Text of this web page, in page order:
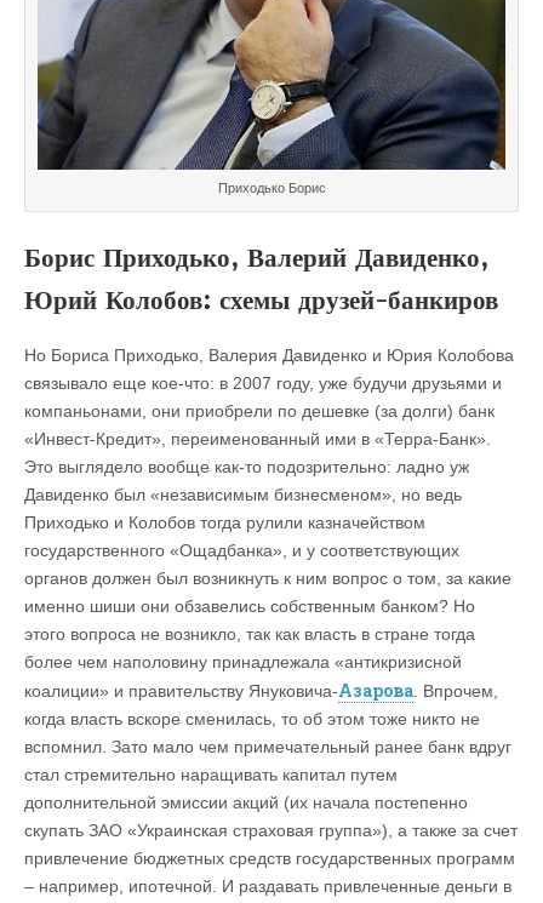
Приходько Борис
Борис Приходько, Валерий Давиденко,
Юрий Колобов: схемы друзей-банкиров
Но Бориса Приходько, Валерия Давиденко и Юрия Колобова
связывало еще кое-что: в 2007 году, уже будучи друзьями и
компаньонами, они приобрели по дешевке (за долги) банк
«Инвест-Кредит», переименованный ими в «Терра-Банк».
Это выглядело вообще как-то подозрительно: ладно уж
Давиденко был «независимым бизнесменом», но ведь
Приходько и Колобов тогда рулили казначейством
государственного «Ощадбанка», и у соответствующих
органов должен был возникнуть к ним вопрос о том, за какие
именно шиши они обзавелись собственным банком? Но
этого вопроса не возникло, так как власть в стране тогда
более чем наполовину принадлежала «антикризисной
коалиции» и правительству Януковича-Азарова . Впрочем,
когда власть вскоре сменилась, то об этом тоже никто не
вспомнил. Зато мало чем примечательный ранее банк вдруг
стал стремительно наращивать капитал путем
дополнительной эмиссии акций (их начала постепенно
скупать ЗАО «Украинская страховая группа»), а также за счет
привлечение бюджетных средств государственных программ
– например, ипотечной. И раздавать привлеченные деньги в